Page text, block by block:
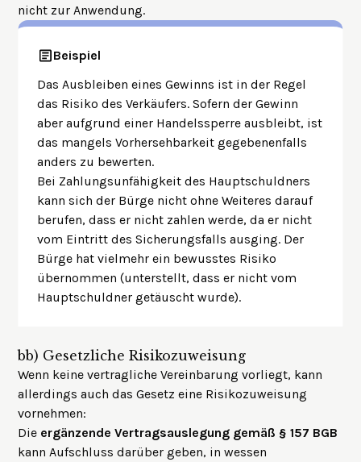
nicht zur Anwendung.
Beispiel
Das Ausbleiben eines Gewinns ist in der Regel
das Risiko des Verkäufers. Sofern der Gewinn
aber aufgrund einer Handelssperre ausbleibt, ist
das mangels Vorhersehbarkeit gegebenenfalls
anders zu bewerten.
Bei Zahlungsunfähigkeit des Hauptschuldners
kann sich der Bürge nicht ohne Weiteres darauf
berufen, dass er nicht zahlen werde, da er nicht
vom Eintritt des Sicherungsfalls ausging. Der
Bürge hat vielmehr ein bewusstes Risiko
übernommen (unterstellt, dass er nicht vom
Hauptschuldner getäuscht wurde).
bb) Gesetzliche Risikozuweisung
Wenn keine vertragliche Vereinbarung vorliegt, kann
allerdings auch das Gesetz eine Risikozuweisung
vornehmen:
Die ergänzende Vertragsauslegung gemäß § 157 BGB
kann Aufschluss darüber geben, in wessen